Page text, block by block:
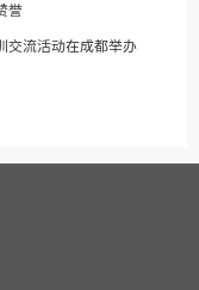
誉
交流活动在成都举办